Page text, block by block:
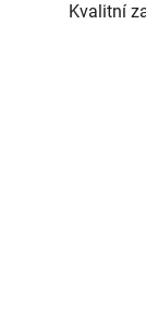
Kvalitní